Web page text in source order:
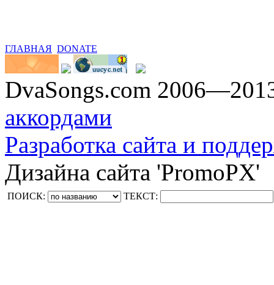
ГЛАВНАЯ DONATE
DvaSongs.com
аккордами
Разработка сайта и
Дизайна сайта 'PromoPX'
ПОИСК: ТЕКСТ: